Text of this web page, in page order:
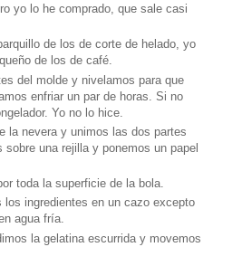
yo lo he comprado, que sale casi
de los de corte de helado, yo
de los de café.
del molde y nivelamos para que
enfriar un par de horas. Si no
Yo no lo hice.
la nevera y unimos las dos partes
una rejilla y ponemos un papel
toda la superficie de la bola.
los ingredientes en un cazo excepto
agua fría.
la gelatina escurrida y movemos